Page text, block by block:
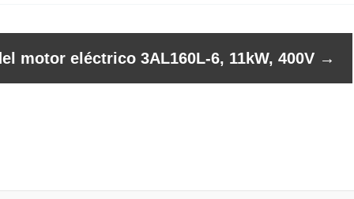
motor eléctrico 3AL160L-6, 11kW, 400V →